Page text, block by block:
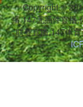
Copyright ©
播,147无插件直播,
联赛直播,147体